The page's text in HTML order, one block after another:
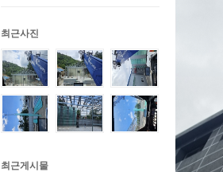
최근사진
최근게시물